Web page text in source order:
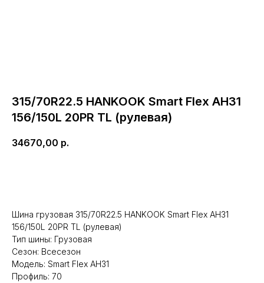
315/70R22.5 HANKOOK Smart Flex AH31
156/150L 20PR TL (рулевая)
34670,00 р.
Шина грузовая 315/70R22.5 HANKOOK Smart Flex AH31
156/150L 20PR TL (рулевая)
Тип шины: Грузовая
Сезон: Всесезон
Модель: Smart Flex AH31
Профиль: 70
Республика Мордовия, с. Лямбирь,